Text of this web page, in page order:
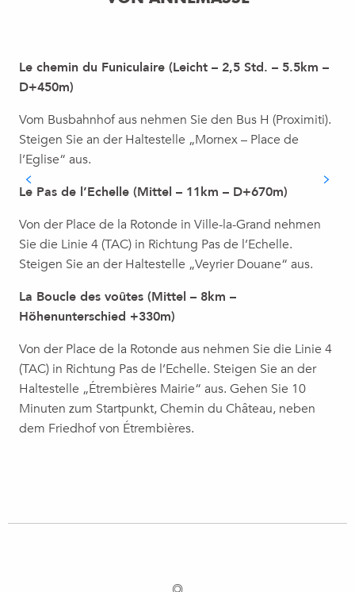
Le chemin du Funiculaire (Leicht – 2,5 Std. – 5.5km –
D+450m)
Vom Busbahnhof aus nehmen Sie den Bus H (Proximiti).
Steigen Sie an der Haltestelle „Mornex – Place de
l’Eglise“ aus.
Le Pas de l’Echelle (Mittel – 11km – D+670m)
Von der Place de la Rotonde in Ville-la-Grand nehmen
Sie die Linie 4 (TAC) in Richtung Pas de l’Echelle.
Steigen Sie an der Haltestelle „Veyrier Douane“ aus.
La Boucle des voûtes (Mittel – 8km –
Höhenunterschied +330m)
Von der Place de la Rotonde aus nehmen Sie die Linie 4
(TAC) in Richtung Pas de l’Echelle. Steigen Sie an der
Haltestelle „Étrembières Mairie“ aus. Gehen Sie 10
Minuten zum Startpunkt, Chemin du Château, neben
dem Friedhof von Étrembières.
BOUCLE PÉDESTRE : CHEMIN DU
FUNICULAIRE